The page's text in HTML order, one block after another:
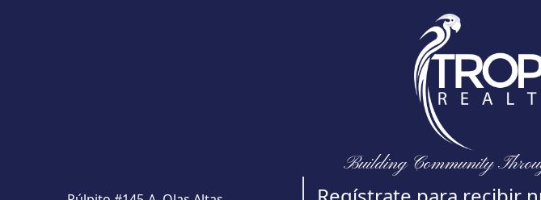
Building Community